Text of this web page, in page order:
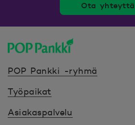
Ota yhteyttä
POP Pankki -ryhmä
Työpaikat
Asiakaspalvelu